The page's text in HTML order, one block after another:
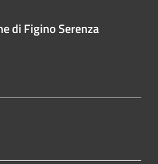
di Figino Serenza